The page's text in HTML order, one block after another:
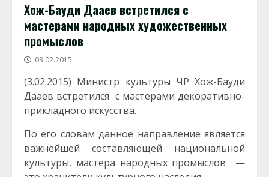
Хож-Бауди Дааев встретился с
мастерами народных художественных
промыслов
03.02.2015
(3.02.2015) Министр культуры ЧР Хож-Бауди
Дааев встретился с мастерами декоративно-
прикладного искусства.
По его словам данное направление является
важнейшей составляющей национальной
культуры, мастера народных промыслов —